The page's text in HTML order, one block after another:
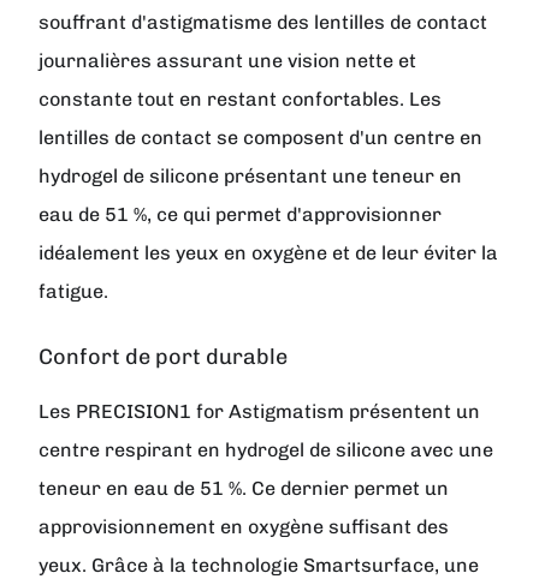
souffrant d'astigmatisme des lentilles de contact
journalières assurant une vision nette et
constante tout en restant confortables. Les
lentilles de contact se composent d'un centre en
hydrogel de silicone présentant une teneur en
eau de 51 %, ce qui permet d'approvisionner
idéalement les yeux en oxygène et de leur éviter la
fatigue.
Confort de port durable
Les PRECISION1 for Astigmatism présentent un
centre respirant en hydrogel de silicone avec une
teneur en eau de 51 %. Ce dernier permet un
approvisionnement en oxygène suffisant des
yeux. Grâce à la technologie Smartsurface, une